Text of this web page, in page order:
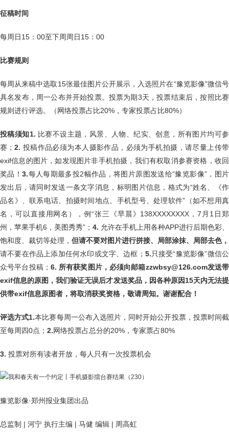
征稿时间
每周日15：00至下周周日15：00
比赛规则
每周从来稿中选取15张最佳图片公开展示，入选照片在“豫览影像”微信号
具名发布，周一公布并开始投票。投票为期3天，投票结束后，按照比赛
规则进行评选。（网络投票占比20%，专家投票占比80%）
投稿须知1. 比赛不设主题，风景、人物、纪实、创意，所有图片均可参
赛；2. 投稿作品必须为本人摄影作品，必须为手机拍摄，请尽量上传带
exif信息的图片，如发现图片非手机拍摄，我们有权取消参赛资格，收回
奖品！3.每人每期最多投2幅作品，将图片原图发送给“豫览影像”，图片
发出后，请同时发送一条文字消息，标明图片信息，格式为“姓名、《作
品名》、联系电话、拍摄时间地点、手机型号、处理软件”（如不想用真
名，可以直接用网名），例“张三《早晨》138XXXXXXXX，7月1日郑
州，苹果手机6，美图秀秀”； 4. 允许在手机上用各种APP进行后期色彩、
饱和度、裁切等处理， 但请不要对图片进行拼接、局部涂抹、局部去色，
请不要在作品上添加任何水印或文字、边框； 5.只接受“豫览影像”微信公
众号平台投稿； 6. 所有获奖图片，必须向邮箱zzwbsy@126.com发送带
exif信息的原图，我们验证无误后才发送奖品，因各种原因15天内无法提
供带exif信息原图者，将取消获奖资格，敬请周知。谢谢配合！
评选方式1.本比赛每周一公布入选照片，同时开始公开投票，投票时间截
至每周四0点； 2.网络投票占总分的20%，专家票占80%
3. 投票对所有读者开放，每人只有一次投票机会
豫览影像·郑州报业集团出品
总监制 | 河宁 执行主编 | 马健 编辑 | 周高虹